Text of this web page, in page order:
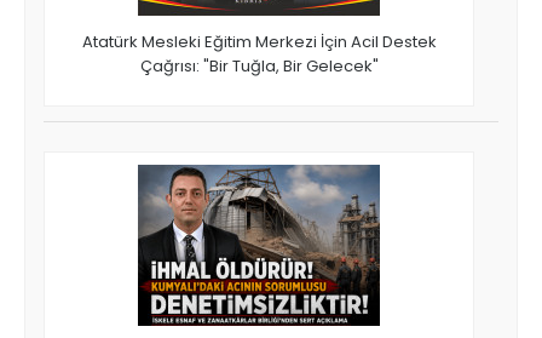
Atatürk Mesleki Eğitim Merkezi İçin Acil Destek
Çağrısı: "Bir Tuğla, Bir Gelecek"